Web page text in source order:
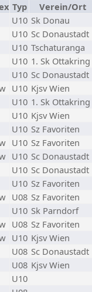
Typ
Verein/Ort
U10 Sk Donau
U10 Sc Donaustadt
U10 Tschaturanga
U10 1. Sk Ottakring
U10 Sc Donaustadt
U10 Kjsv Wien
U10 1. Sk Ottakring
U10 Kjsv Wien
U10 Sz Favoriten
U10 Sz Favoriten
U10 Sc Donaustadt
U10 Sc Donaustadt
U10 Sz Favoriten
U08 Sz Favoriten
U10 Sk Parndorf
U08 Sz Favoriten
U10 Kjsv Wien
U08 Sc Donaustadt
U08 Kjsv Wien
U10